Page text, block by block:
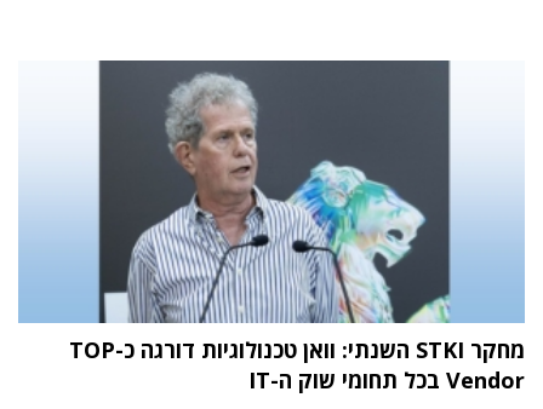
מחקר STKI השנתי: וואן טכנולוגיות דורגה כ-TOP
Vendor בכל תחומי שוק ה-IT